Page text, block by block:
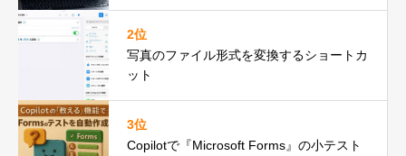
2位
写真のファイル形式を変換するショートカ
ット
3位
Copilotで『Microsoft Forms』の小テスト